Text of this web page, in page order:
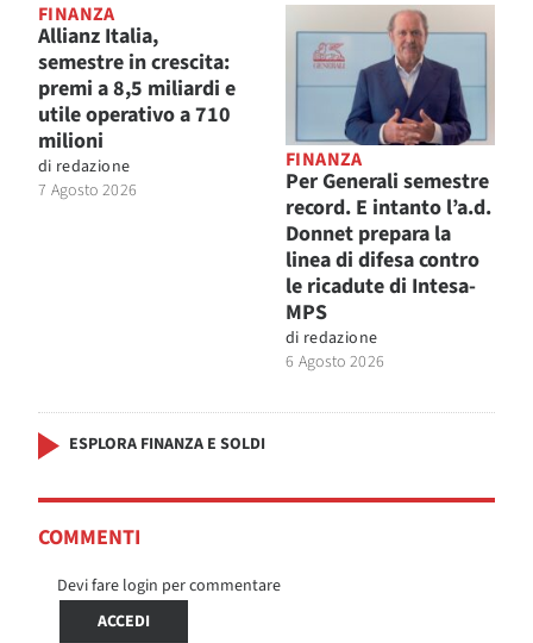
FINANZA
Allianz Italia,
semestre in crescita:
premi a 8,5 miliardi e
utile operativo a 710
milioni
di redazione
7 Agosto 2026
FINANZA
Per Generali semestre
record. E intanto l’a.d.
Donnet prepara la
linea di difesa contro
le ricadute di Intesa-
MPS
di redazione
6 Agosto 2026
ESPLORA FINANZA E SOLDI
COMMENTI
Devi fare login per commentare
ACCEDI